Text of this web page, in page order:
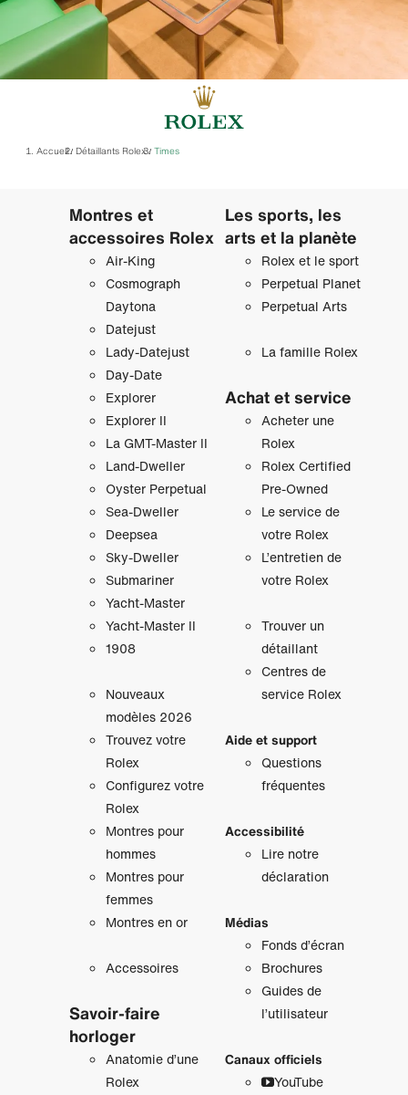
Accueil/ Détaillants Rolex/ ‭Times‬
Montres et
accessoires Rolex
Air‑King
Cosmograph
Daytona
Datejust
Lady‑Datejust
Day‑Date
Explorer
Explorer II
La GMT‑Master II
Land-Dweller
Oyster Perpetual
Sea-Dweller
Deepsea
Sky‑Dweller
Submariner
Yacht‑Master
Yacht‑Master II
1908
Nouveaux
modèles 2026
Trouvez votre
Rolex
Configurez votre
Rolex
Montres pour
hommes
Montres pour
femmes
Montres en or
Accessoires
Savoir‑faire
horloger
Anatomie d’une
Rolex
Les sports, les
arts et la planète
Rolex et le sport
Perpetual Planet
Perpetual Arts
La famille Rolex
Achat et service
Acheter une
Rolex
Rolex Certified
Pre-Owned
Le service de
votre Rolex
L’entretien de
votre Rolex
Trouver un
détaillant
Centres de
service Rolex
Aide et support
Questions
fréquentes
Accessibilité
Lire notre
déclaration
Médias
Fonds d’écran
Brochures
Guides de
l’utilisateur
Canaux officiels
YouTube